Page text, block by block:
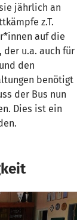
jährlich an
z.T.
auf die
der u.a. auch für
den
benötigt
der Bus nun
Dies ist ein